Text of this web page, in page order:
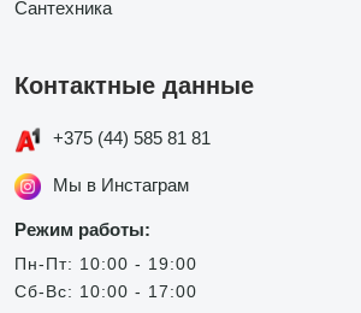
Сантехника
Контактные данные
+375 (44) 585 81 81
Мы в Инстаграм
Режим работы:
Пн-Пт: 10:00 - 19:00
Сб-Вс: 10:00 - 17:00